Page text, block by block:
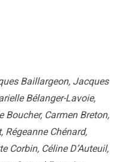
Guy Harvey, Denis
Gilles Lapointe, Hélène
Lavoie, Thérèse
Lévesque,
André Ouellet,